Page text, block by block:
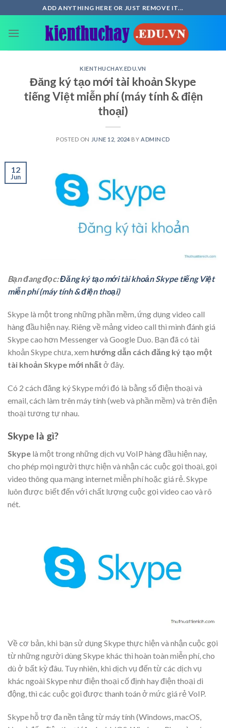
to
content
ADD ANYTHING HERE OR JUST REMOVE IT...
KIENTHUCHAY.EDU.VN
Đăng ký tạo mới tài khoản Skype
tiếng Việt miễn phí (máy tính & điện
thoại)
POSTED ON JUNE 12, 2024 BY ADMINCD
12
Jun
Bạn đang đọc:Đăng ký tạo mới tài khoản Skype tiếng Việt
miễn phí (máy tính & điện thoại)
Skype là một trong những phần mềm, ứng dụng video call
hàng đầu hiện nay. Riêng về mảng video call thì mình đánh giá
Skype cao hơn Messenger và Google Duo. Bạn đã có tài
khoản Skype chưa, xem hướng dẫn cách đăng ký tạo một
tài khoản Skype mới nhất ở đây.
Có 2 cách đăng ký Skype mới đó là bằng số điện thoại và
email, cách làm trên máy tính (web và phần mềm) và trên điện
thoại tương tự nhau.
Skype là gì?
Skype là một trong những dịch vụ VoIP hàng đầu hiện nay,
cho phép mọi người thực hiện và nhận các cuộc gọi thoại, gọi
video thông qua mạng internet miễn phí hoặc giá rẻ. Skype
luôn được biết đến với chất lượng cuộc gọi video cao và rõ
nét.
Về cơ bản, khi bạn sử dụng Skype thực hiện và nhận cuộc gọi
từ những người dùng Skype khác thì hoàn toàn miễn phí, cho
dù ở bất kỳ đâu. Tuy nhiên, khi dịch vụ đến từ các dịch vụ
khác ngoài Skype như điện thoại cố định hay điện thoại di
động, thì các cuộc gọi được thanh toán ở mức giá rẻ VoIP.
Skype hỗ trợ đa nền tảng từ máy tính (Windows, macOS,